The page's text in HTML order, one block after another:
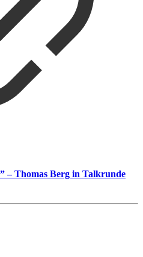
– Thomas Berg in Talkrunde